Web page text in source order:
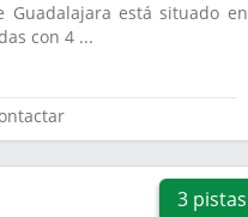
Guadalajara está situado en
con 4 ...
3 pistas